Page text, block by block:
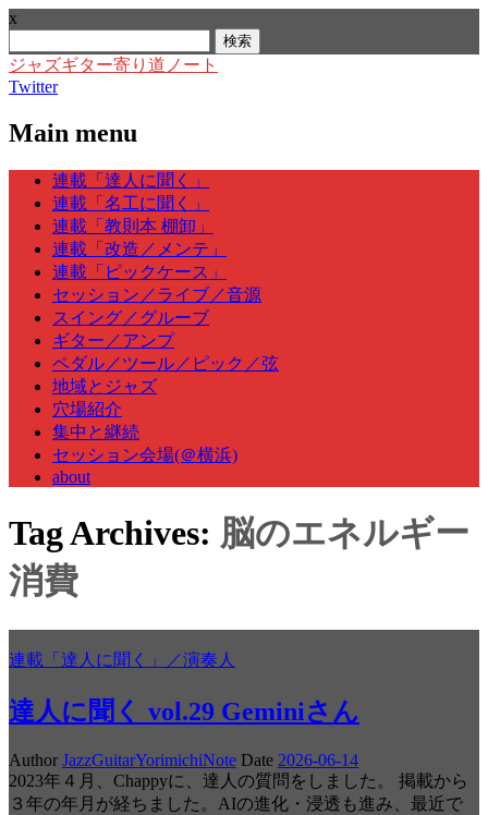
x
索:
ジャズギター寄り道ノート
Twitter
Main menu
Skip
content
連載「達人に聞く」
連載「名工に聞く」
連載「教則本 棚卸」
連載「改造／メンテ」
連載「ピックケース」
セッション／ライブ／音源
スイング／グルーブ
ギター／アンプ
ペダル／ツール／ピック／弦
地域とジャズ
穴場紹介
集中と継続
セッション会場(＠横浜)
about
Tag Archives: 脳のエネルギー
消費
連載「達人に聞く」／演奏人
達人に聞く vol.29 Geminiさん
Author JazzGuitarYorimichiNote Date 2026-06-14
2023年４月、Chappyに、達人の質問をしました。 掲載から
３年の年月が経ちました。AIの進化・浸透も進み、最近で